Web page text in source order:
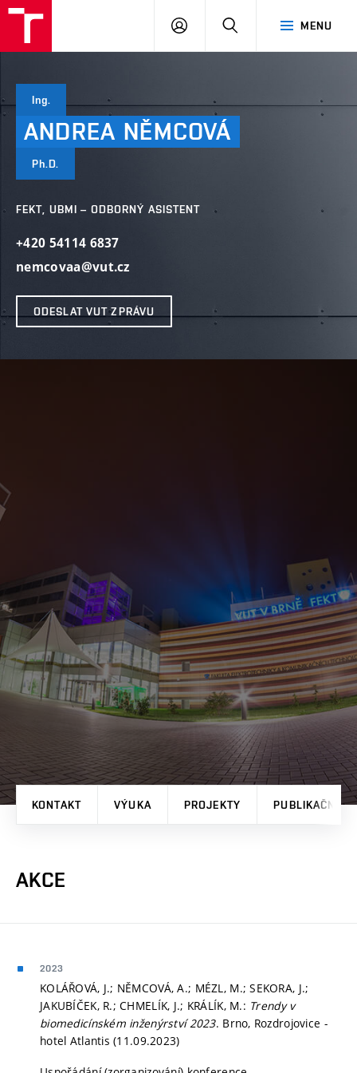
MENU
PŘIHLÁSIT
Ing.
ANDREA NĚMCOVÁ
Ph.D.
FEKT, UBMI – ODBORNÝ ASISTENT
+420 54114 6837
nemcovaa@vut.cz
ODESLAT VUT ZPRÁVU
KONTAKT VÝUKA PROJEKTY PUBLIKAČNÍ
AKCE
2023
KOLÁŘOVÁ, J.; NĚMCOVÁ, A.; MÉZL, M.; SEKORA, J.;
JAKUBÍČEK, R.; CHMELÍK, J.; KRÁLÍK, M.: Trendy v
biomedicínském inženýrství 2023. Brno, Rozdrojovice -
hotel Atlantis (11.09.2023)